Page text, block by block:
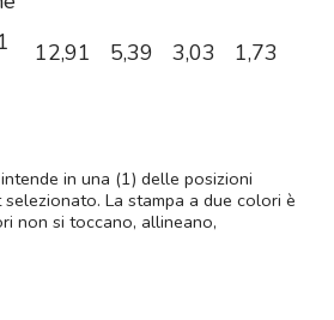
12,91 5,39 3,03 1,73
in una (1) delle posizioni
La stampa a due colori è
non si toccano, allineano,